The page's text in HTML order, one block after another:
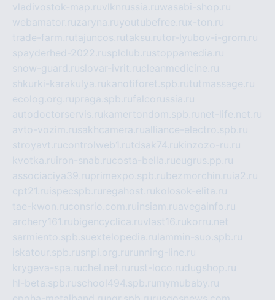
vladivostok-map.ruvlknrussia.ruwasabi-shop.ru
webamator.ruzaryna.ruyoutubefree.rux-ton.ru
trade-farm.rutajuncos.rutaksu.rutor-lyubov-i-grom.ru
spayderhed-2022.rusplclub.rustoppamedia.ru
snow-guard.ruslovar-ivrit.rucleanmedicine.ru
shkurki-karakulya.rukanotiforet.spb.rututmassage.ru
ecolog.org.rupraga.spb.rufalcorussia.ru
autodoctorservis.rukamertondom.spb.ru net-life.net.ru
avto-vozim.rusakhcamera.rualliance-electro.spb.ru
stroyavt.rucontrolweb1.rutdsak74.rukinzozo-ru.ru
kvotka.ru iron-snab.rucosta-bella.rueugrus.pp.ru
associaciya39.ruprimexpo.spb.rubezmorchin.ru ia2.ru
cpt21.ru ispecspb.ru regahost.rukolosok-elita.ru
tae-kwon.ruconsrio.com.ru insiam.ruavegainfo.ru
archery161.rubigencyclica.ruvlast16.rukorru.net
sarmiento.spb.suextelopedia.ru lammin-suo.spb.ru
iskatour.spb.rusnpi.org.ru running-line.ru
krygeva-spa.ruchel.net.ru rust-loco.rudugshop.ru
hl-beta.spb.ruschool494.spb.ru mymubaby.ru